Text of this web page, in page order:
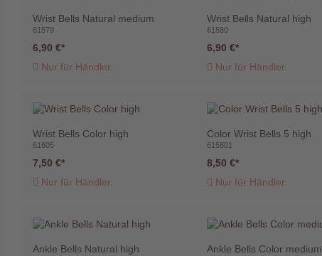
Wrist Bells Natural medium
61579
6,90 €
Nur für Händler.
Wrist Bells Natural high
61580
6,90 €
Nur für Händler.
Wrist Bells Color high
61605
7,50 €
Nur für Händler.
Color Wrist Bells 5 high
615801
8,50 €
Nur für Händler.
Ankle Bells Natural high Ankle Bells Color medium